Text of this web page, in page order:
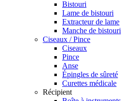
Bistouri
Lame de bistouri
Extracteur de lame
Manche de bistouri
Ciseaux / Pince
Ciseaux
Pince
Anse
Épingles de sûreté
Curettes médicale
Récipient